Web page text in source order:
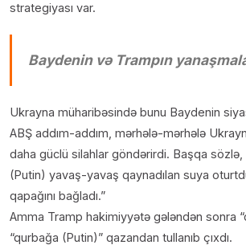
strategiyası var.
Baydenin və Trampın
Ukrayna müharibəsində bunu Baydenin
ABŞ addım-addım, mərhələ-mərhələ
daha güclü silahlar göndərirdi. Başqa sözlə,
(Putin) yavaş-yavaş qaynadılan suya
qapağını bağladı.”
Amma Tramp hakimiyyətə gələndən sonra
“qurbağa (Putin)” qazandan tullanıb çıxdı.